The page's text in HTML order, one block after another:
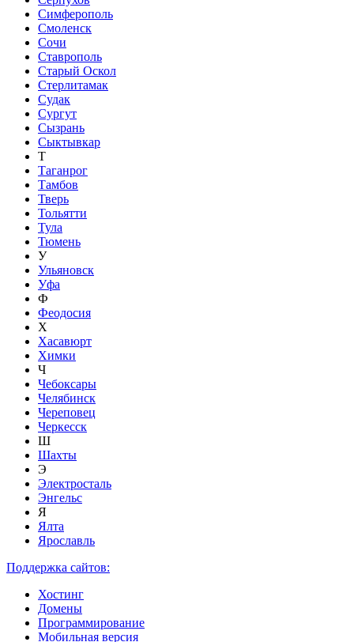
Симферополь
Смоленск
Сочи
Ставрополь
Старый Оскол
Стерлитамак
Судак
Сургут
Сызрань
Сыктывкар
Т
Таганрог
Тамбов
Тверь
Тольятти
Тула
Тюмень
У
Ульяновск
Уфа
Ф
Феодосия
Х
Хасавюрт
Химки
Ч
Чебоксары
Челябинск
Череповец
Черкесск
Ш
Шахты
Э
Электросталь
Энгельс
Я
Ялта
Ярославль
Поддержка сайтов:
Хостинг
Домены
Программирование
Мобильная версия